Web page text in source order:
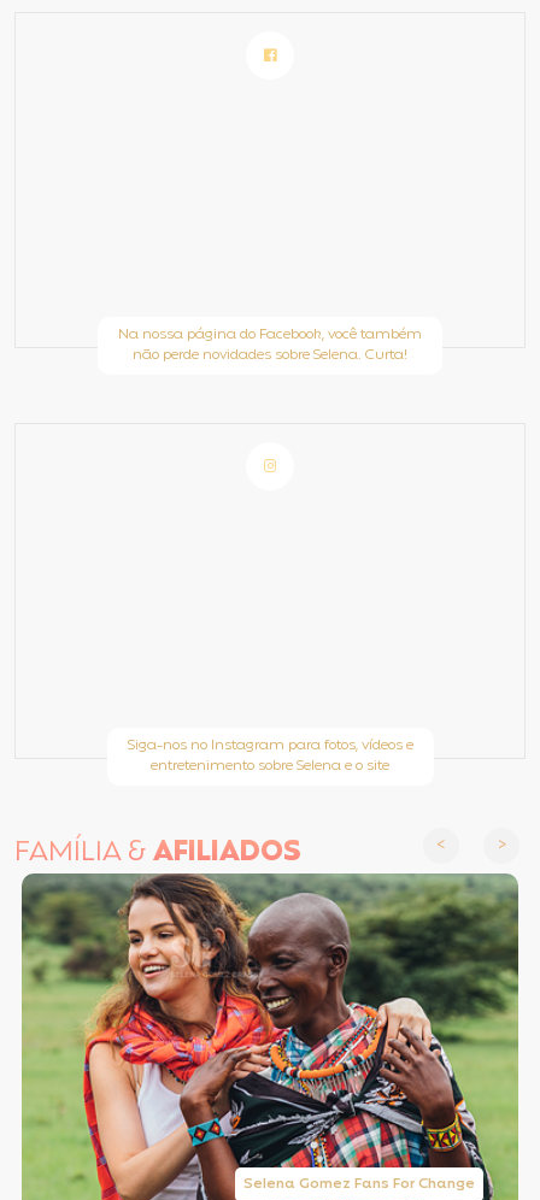
Na nossa página do Facebook, você também
não perde novidades sobre Selena. Curta!
Siga-nos no Instagram para fotos, vídeos e
entretenimento sobre Selena e o site
FAMÍLIA &AFILIADOS
Selena Gomez Fans For Change